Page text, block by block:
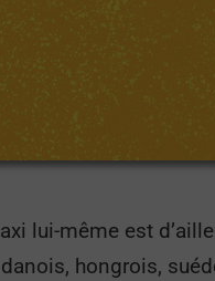
lui-même est
hongrois,